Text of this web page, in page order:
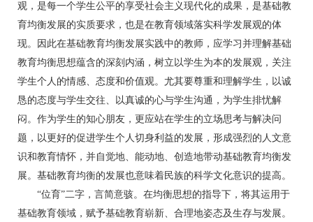
观，是每一个学生公平的享受社会主义现代化的成果，是基础教
育均衡发展的实质要求，也是在教育领域落实科学发展观的体
现。因此在基础教育均衡发展实践中的教师，应学习并理解基础
教育均衡思想蕴含的深刻内涵，树立以学生为本的发展观，关注
学生个人的情感、态度和价值观。尤其要尊重和理解学生，以诚
恳的态度与学生交往、以真诚的心与学生沟通，为学生排忧解
闷。作为学生的知心朋友，更应站在学生的立场思考与解决问
题，以更好的促进学生个人切身利益的发展，形成强烈的人文意
识和教育情怀，并自觉地、能动地、创造地带动基础教育均衡发
展。基础教育均衡的发展也意味着民族的科学文化意识的提高。
“位育”二字，言简意骇。在均衡思想的指导下，将其运用于
基础教育领域，赋予基础教育崭新、合理地姿态及生存与发展。